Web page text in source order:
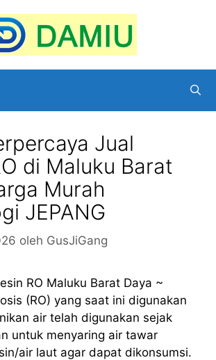
Jual
di Maluku Barat
Murah
JEPANG
oleh GusJiGang
RO Maluku Barat Daya ~
(RO) yang saat ini digunakan
air telah digunakan sejak
untuk menyaring air tawar
air laut agar dapat dikonsumsi.